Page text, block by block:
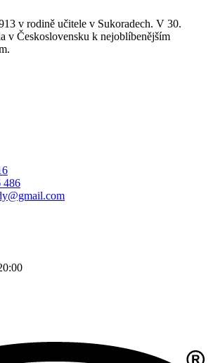
v rodině učitele v Sukoradech. V 30.
v Československu k nejoblíbenějším
486